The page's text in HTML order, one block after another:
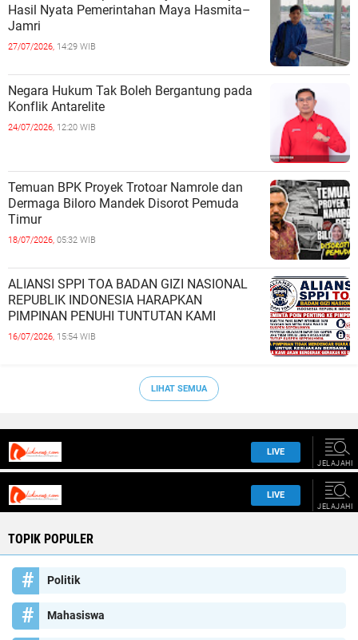
Hasil Nyata Pemerintahan Maya Hasmita–
Jamri
27/07/2026, 14:29 WIB
Negara Hukum Tak Boleh Bergantung pada
Konflik Antarelite
24/07/2026, 12:20 WIB
Temuan BPK Proyek Trotoar Namrole dan
Dermaga Biloro Mandek Disorot Pemuda
Timur
18/07/2026, 05:32 WIB
ALIANSI SPPI TOA BADAN GIZI NASIONAL
REPUBLIK INDONESIA HARAPKAN
PIMPINAN PENUHI TUNTUTAN KAMI
16/07/2026, 15:54 WIB
LIHAT SEMUA
TOPIK POPULER
Politik
Mahasiswa